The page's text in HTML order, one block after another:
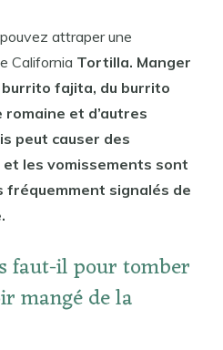
attraper une
California Tortilla. Manger
fajita, du burrito
et d’autres
peut causer des
et les vomissements sont
fréquemment signalés de
faut-il pour tomber
mangé de la